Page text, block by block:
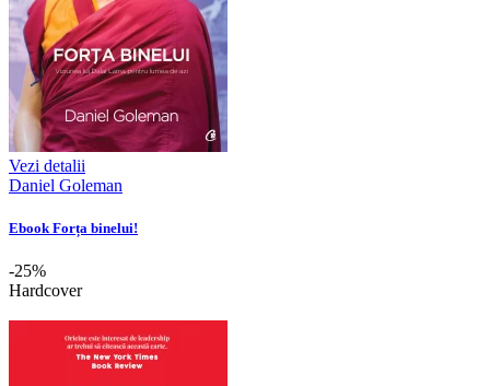
Vezi detalii
Daniel Goleman
Ebook Forța binelui!
-25%
Hardcover